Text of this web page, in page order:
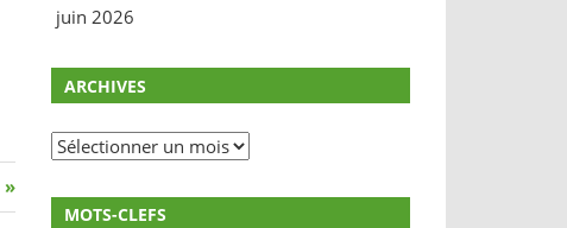
juin 2026
ARCHIVES
Archives
MOTS-CLEFS